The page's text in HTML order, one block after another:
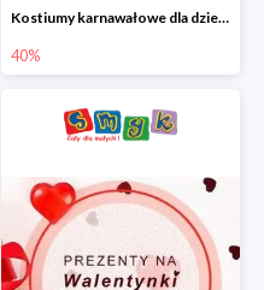
Kostiumy karnawałowe dla dzieci w Smyku do -40%
40%